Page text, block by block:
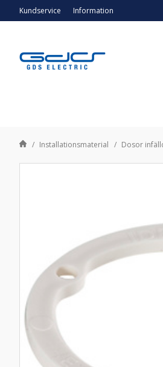
Kundservice Information
Installationsmaterial Dosor